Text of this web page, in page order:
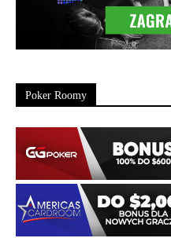
Poker Roomy